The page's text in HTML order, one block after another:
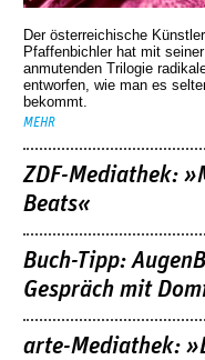
Der österreichische
Pfaffenbichler hat mit
anmutenden Trilogie
entworfen, wie man es
bekommt.
MEHR
ZDF-Mediathek:
Beats«
Buch-Tipp:
Gespräch mit
arte-Mediathek: